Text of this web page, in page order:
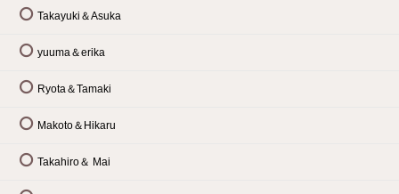
Takayuki＆Asuka
yuuma＆erika
Ryota＆Tamaki
Makoto＆Hikaru
Takahiro＆ Mai